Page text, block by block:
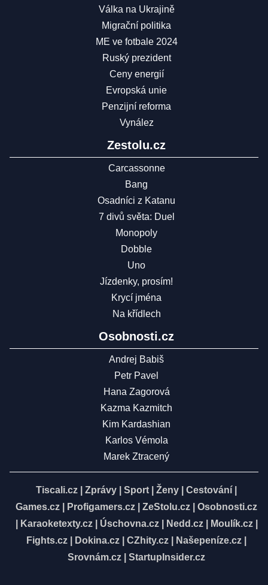
Válka na Ukrajině
Migrační politika
ME ve fotbale 2024
Ruský prezident
Ceny energií
Evropská unie
Penzijní reforma
Vynález
Zestolu.cz
Carcassonne
Bang
Osadníci z Katanu
7 divů světa: Duel
Monopoly
Dobble
Uno
Jízdenky, prosím!
Krycí jména
Na křídlech
Osobnosti.cz
Andrej Babiš
Petr Pavel
Hana Zagorová
Kazma Kazmitch
Kim Kardashian
Karlos Vémola
Marek Ztracený
Tiscali.cz Zprávy Sport Ženy Cestování
Games.cz
Profigamers.cz ZeStolu.cz
Osobnosti.cz
Karaoketexty.cz| Úschovna.cz| Nedd.cz| Moulík.cz|
Fights.cz
Dokina.cz CZhity.cz Našepeníze.cz
Srovnám.cz
StartupInsider.cz